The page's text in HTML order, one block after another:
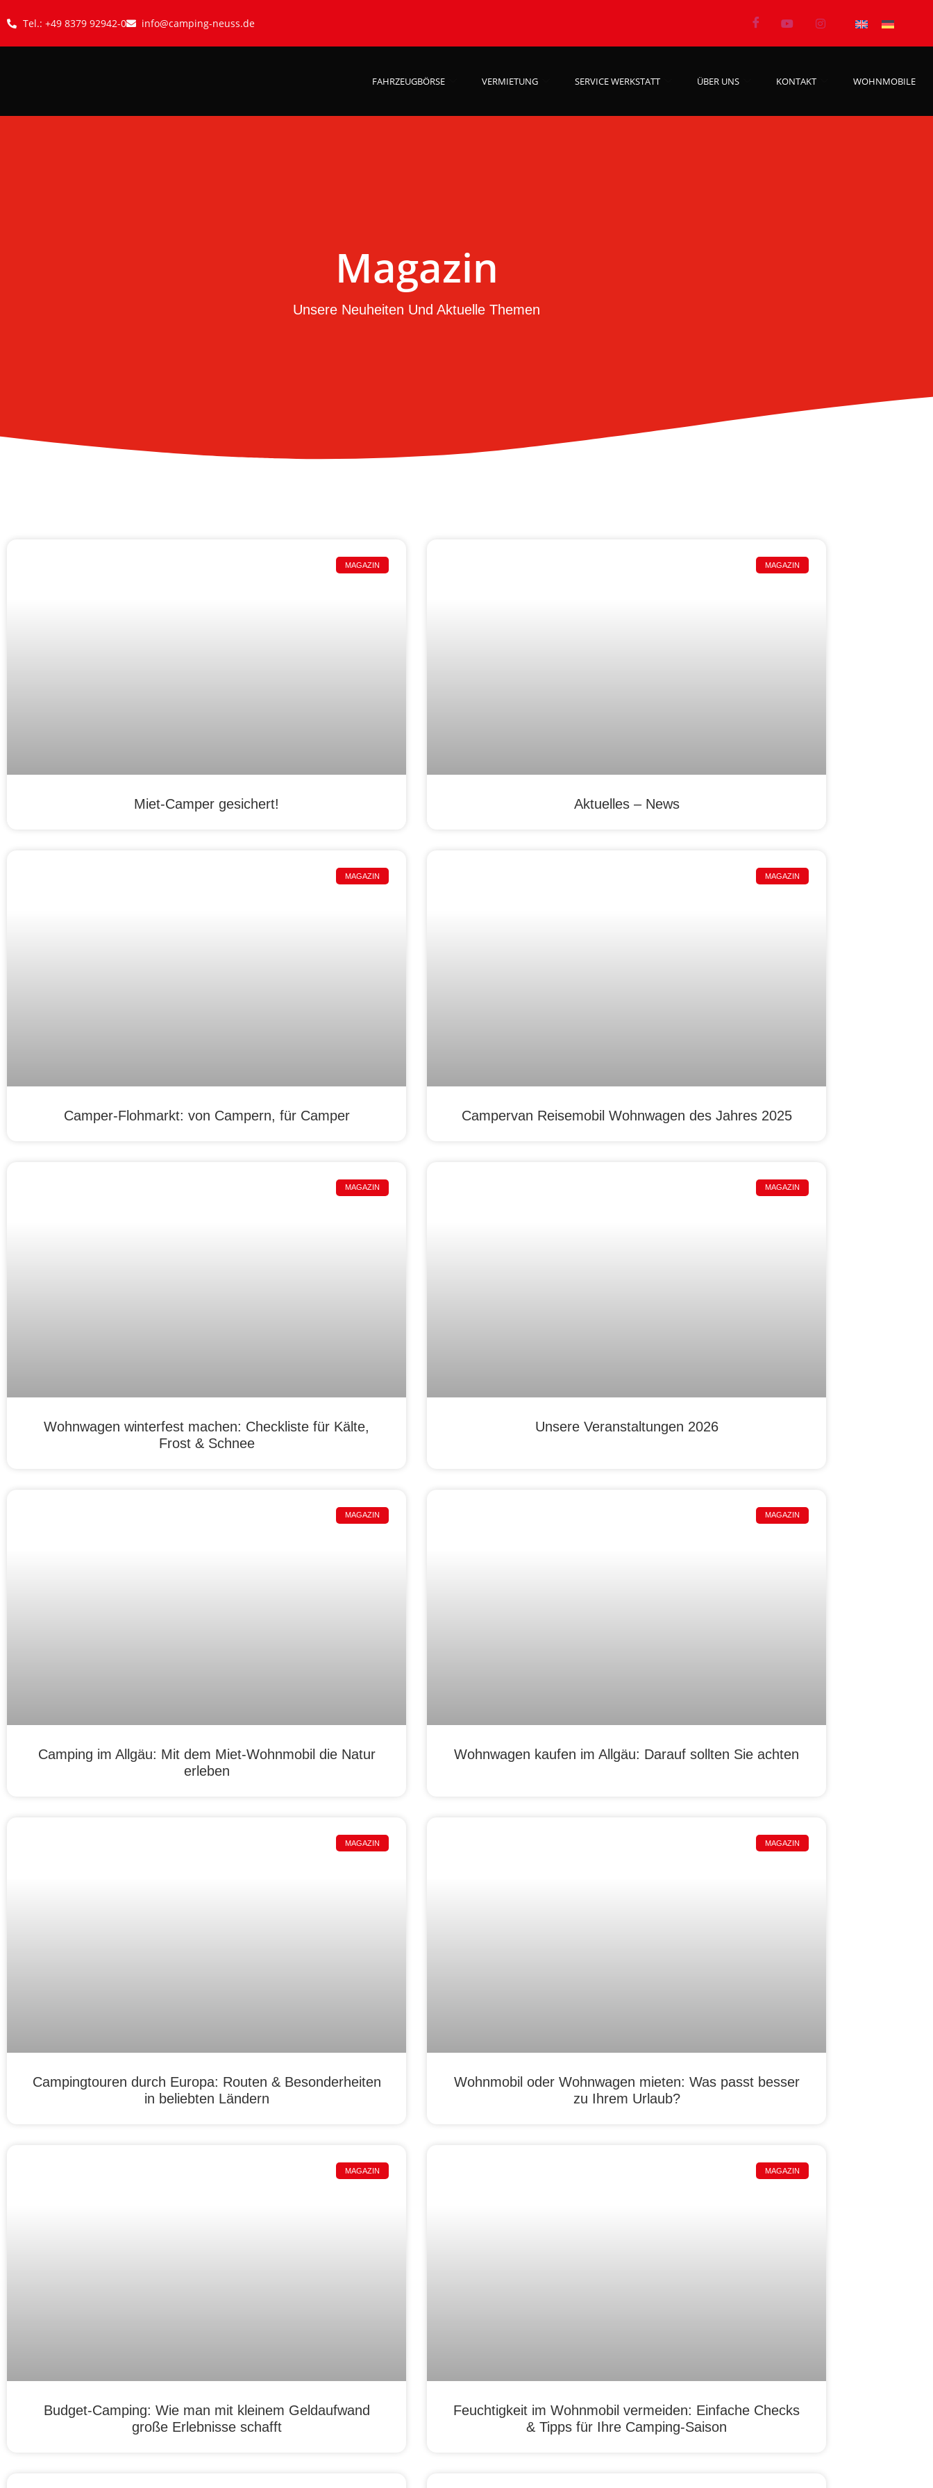
Tel.: +49 8379 92942-0 info@camping-neuss.de
FAHRZEUGBÖRSE VERMIETUNG SERVICE WERKSTATT ÜBER UNS KONTAKT WOHNMOBILE
Magazin
Unsere Neuheiten Und Aktuelle Themen
MAGAZIN
Miet-Camper gesichert!
MAGAZIN
Aktuelles – News
MAGAZIN
Camper-Flohmarkt: von Campern, für Camper
MAGAZIN
Campervan Reisemobil Wohnwagen des Jahres 2025
MAGAZIN
Wohnwagen winterfest machen: Checkliste für Kälte,
Frost & Schnee
MAGAZIN
Unsere Veranstaltungen 2026
MAGAZIN
Camping im Allgäu: Mit dem Miet-Wohnmobil die Natur
erleben
MAGAZIN
Wohnwagen kaufen im Allgäu: Darauf sollten Sie achten
MAGAZIN
Campingtouren durch Europa: Routen & Besonderheiten
in beliebten Ländern
MAGAZIN
Wohnmobil oder Wohnwagen mieten: Was passt besser
zu Ihrem Urlaub?
MAGAZIN
Budget-Camping: Wie man mit kleinem Geldaufwand
große Erlebnisse schafft
MAGAZIN
Feuchtigkeit im Wohnmobil vermeiden: Einfache Checks
& Tipps für Ihre Camping-Saison